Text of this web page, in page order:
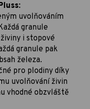
uvolňováním
granule
i stopové
granule pak
železa.
pro plodiny díky
uvolňování živin
vhodné obzvláště